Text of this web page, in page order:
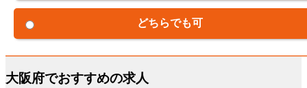
どちらでも可
大阪府でおすすめの求人